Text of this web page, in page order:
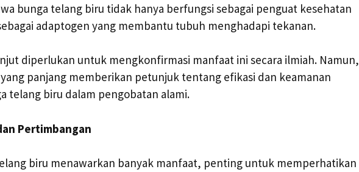
bunga telang biru tidak hanya berfungsi sebagai penguat kesehatan
adaptogen yang membantu tubuh menghadapi tekanan.
diperlukan untuk mengkonfirmasi manfaat ini secara ilmiah. Namun,
panjang memberikan petunjuk tentang efikasi dan keamanan
telang biru dalam pengobatan alami.
Pertimbangan
biru menawarkan banyak manfaat, penting untuk memperhatikan